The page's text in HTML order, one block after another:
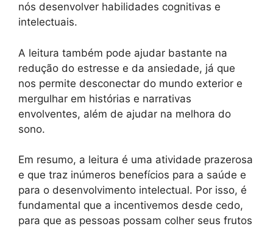
nós desenvolver habilidades cognitivas e
intelectuais.
A leitura também pode ajudar bastante na
redução do estresse e da ansiedade, já que
nos permite desconectar do mundo exterior e
mergulhar em histórias e narrativas
envolventes, além de ajudar na melhora do
sono.
Em resumo, a leitura é uma atividade prazerosa
e que traz inúmeros benefícios para a saúde e
para o desenvolvimento intelectual. Por isso, é
fundamental que a incentivemos desde cedo,
para que as pessoas possam colher seus frutos